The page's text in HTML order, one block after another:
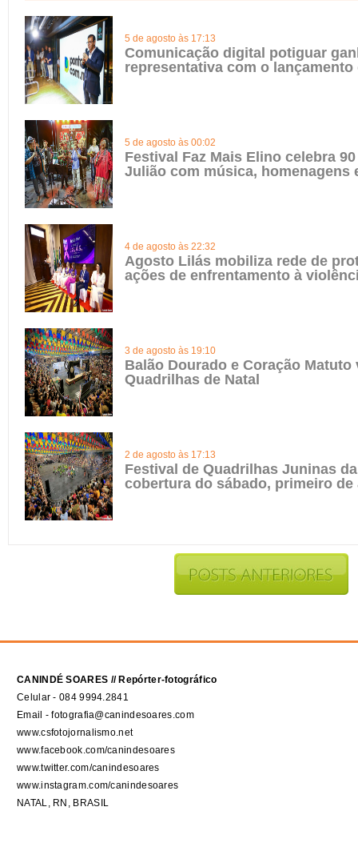
5 de agosto às 17:13
Comunicação digital potiguar
representativa com o lançamento
5 de agosto às 00:02
Festival Faz Mais Elino celebra
Julião com música, homenagens
4 de agosto às 22:32
Agosto Lilás mobiliza rede de
ações de enfrentamento à
3 de agosto às 19:10
Balão Dourado e Coração Matuto
Quadrilhas de Natal
2 de agosto às 17:13
Festival de Quadrilhas Juninas
cobertura do sábado, primeiro de
CANINDÉ SOARES // Repórter-fotográfico
Celular - 084 9994.2841
Email - fotografia@canindesoares.com
www.csfotojornalismo.net
www.facebook.com/canindesoares
www.twitter.com/canindesoares
www.instagram.com/canindesoares
NATAL, RN, BRASIL